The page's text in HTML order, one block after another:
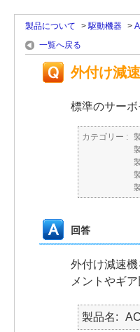
製品について >駆動機器 >
一覧へ戻る
外付け減
標準のサー
カテゴリー :
回答
外付け減速
メントやギ
製品名